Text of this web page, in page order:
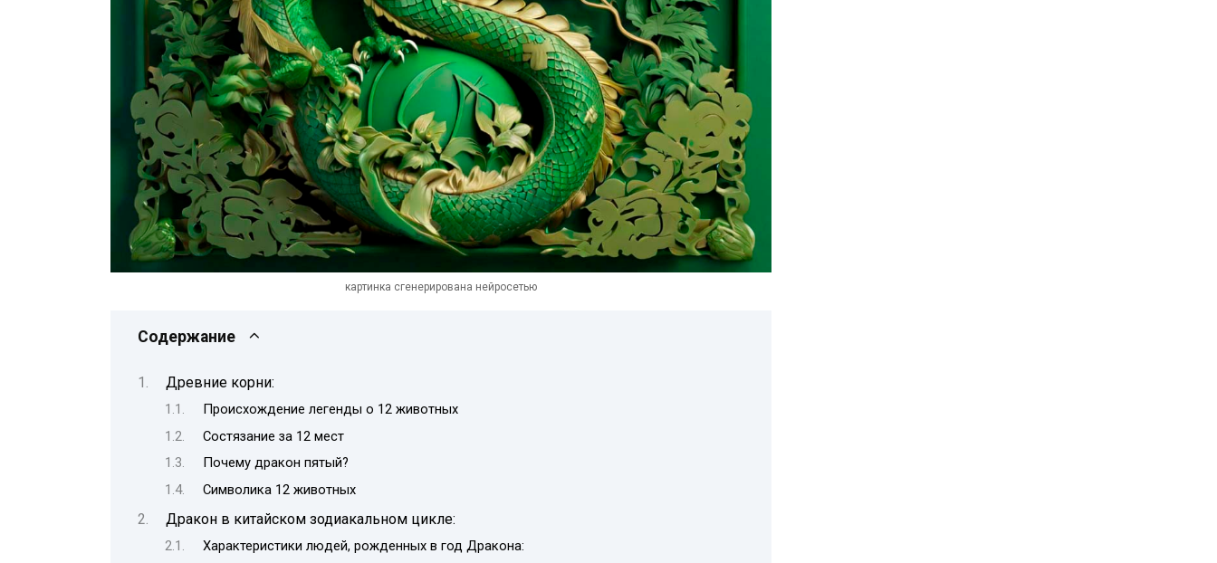
картинка сгенерирована нейросетью
Содержание
Древние корни:
Происхождение легенды о 12 животных
Состязание за 12 мест
Почему дракон пятый?
Символика 12 животных
Дракон в китайском зодиакальном цикле:
Характеристики людей, рожденных в год Дракона: